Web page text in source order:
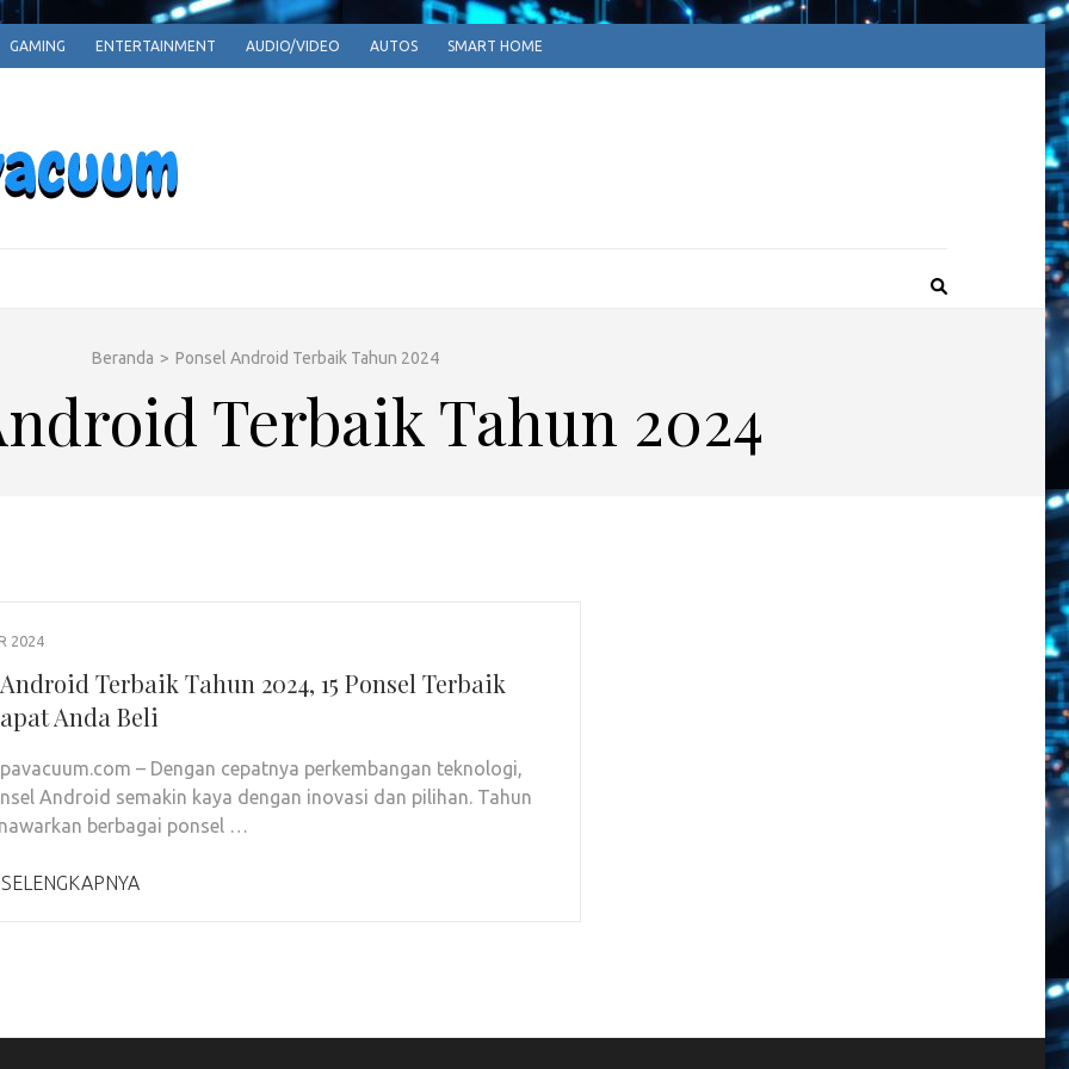
GAMING ENTERTAINMENT AUDIO/VIDEO AUTOS SMART HOME
Beranda > Ponsel Android Terbaik Tahun 2024
Terbaik Tahun 2024
2024
Terbaik Tahun 2024, 15 Ponsel Terbaik
Anda Beli
– Dengan cepatnya perkembangan teknologi,
Android semakin kaya dengan inovasi dan pilihan. Tahun
berbagai ponsel …